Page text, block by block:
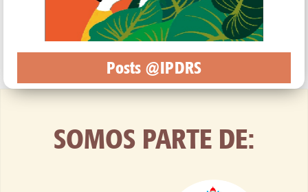
Posts @IPDRS
SOMOS PARTE DE: